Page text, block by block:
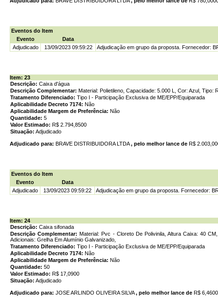
Eventos do Item
Evento
Data
Adjudicado
13/09/2023 09:59:22 Adjudicação em grupo da proposta. Fornecedor:
Item: 23
Descrição: Caixa d'água
Descrição Complementar: Material: Polietileno, Capacidade: 5.000 L, Cor: Azul,
Tratamento Diferenciado: Tipo I - Participação Exclusiva de ME/EPP/Equiparada
Aplicabilidade Decreto 7174: Não
Aplicabilidade Margem de Preferência: Não
Quantidade: 5
Valor Estimado: R$ 2.794,8500
Situação: Adjudicado
Adjudicado para: BRAVE DISTRIBUIDORA LTDA, pelo melhor lance de R$
Eventos do Item
Evento
Data
Adjudicado
13/09/2023 09:59:22 Adjudicação em grupo da proposta. Fornecedor:
Item: 24
Descrição: Caixa sifonada
Descrição Complementar: Material: Pvc - Cloreto De Polivinila, Altura Caixa: 40
Adicionais: Grelha Em Alumínio Galvanizado,
Tratamento Diferenciado: Tipo I - Participação Exclusiva de ME/EPP/Equiparada
Aplicabilidade Decreto 7174: Não
Aplicabilidade Margem de Preferência: Não
Quantidade: 50
Valor Estimado: R$ 17,0900
Situação: Adjudicado
Adjudicado para: JOSE ARLINDO OLIVEIRA SILVA, pelo melhor lance de R$